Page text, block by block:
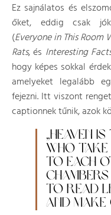
Ez sajnálatos és
őket, eddig csak
(Everyone in This Room
Rats, és Interesting
hogy képes sokkal
amelyeket legalább
fejezni. Itt viszont
captionnek tűnik, azok
„HEAVEN
WHO TAKE
TO EACH
CHAMBERS
TO READ
AND MAKE